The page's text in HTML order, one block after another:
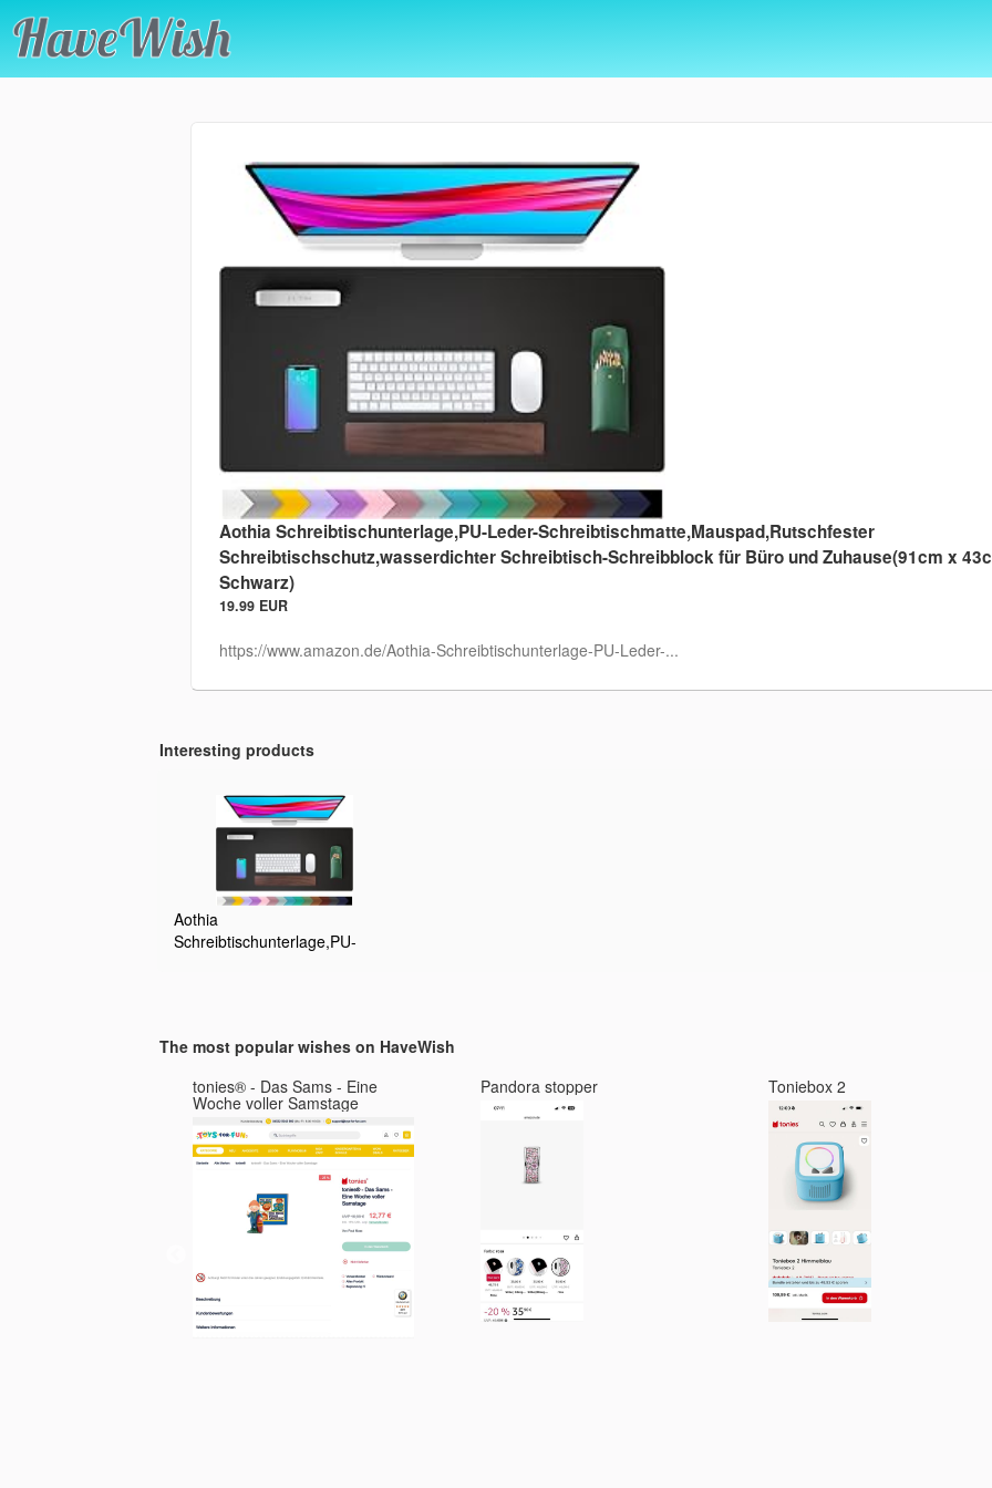
Aothia Schreibtischunterlage,PU-Leder-Schreibtischmatte,Mauspad,Rutschfester
Schreibtischschutz,wasserdichter Schreibtisch-Schreibblock für Büro und Zuhause(91cm x
Schwarz)
19.99 EUR
https://www.amazon.de/Aothia-Schreibtischunterlage-PU-Leder-...
Interesting products
Aothia
Schreibtischunterlage,PU-
Büro und Zuhause(91cm x
The most popular wishes on HaveWish
tonies® - Das Sams - Eine
Woche voller Samstage
Pandora stopper Toniebox 2